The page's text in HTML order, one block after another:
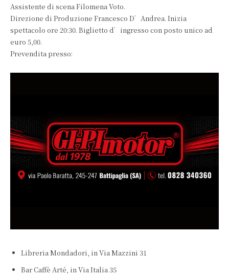
Assistente di scena Filomena Voto.
Direzione di Produzione Francesco D’Andrea. Inizia
spettacolo ore 20:30. Biglietto d’ingresso con posto unico ad
euro 5,00.
Prevendita presso:
Libreria Mondadori, in Via Mazzini 31
Bar Caffè Arté, in Via Italia 35